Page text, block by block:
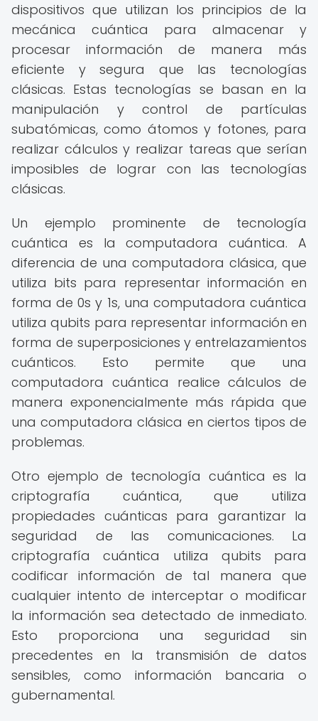
dispositivos que utilizan los principios de la
mecánica cuántica para almacenar y
procesar información de manera más
eficiente y segura que las tecnologías
clásicas. Estas tecnologías se basan en la
manipulación y control de partículas
subatómicas, como átomos y fotones, para
realizar cálculos y realizar tareas que serían
imposibles de lograr con las tecnologías
clásicas.
Un ejemplo prominente de tecnología
cuántica es la computadora cuántica. A
diferencia de una computadora clásica, que
utiliza bits para representar información en
forma de 0s y 1s, una computadora cuántica
utiliza qubits para representar información en
forma de superposiciones y entrelazamientos
cuánticos. Esto permite que una
computadora cuántica realice cálculos de
manera exponencialmente más rápida que
una computadora clásica en ciertos tipos de
problemas.
Otro ejemplo de tecnología cuántica es la
criptografía cuántica, que utiliza
propiedades cuánticas para garantizar la
seguridad de las comunicaciones. La
criptografía cuántica utiliza qubits para
codificar información de tal manera que
cualquier intento de interceptar o modificar
la información sea detectado de inmediato.
Esto proporciona una seguridad sin
precedentes en la transmisión de datos
sensibles, como información bancaria o
gubernamental.